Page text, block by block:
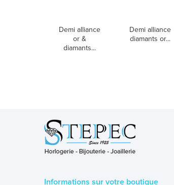
Demi alliance
or &
diamants...
Demi alliance
diamants or...
Informations sur votre boutique